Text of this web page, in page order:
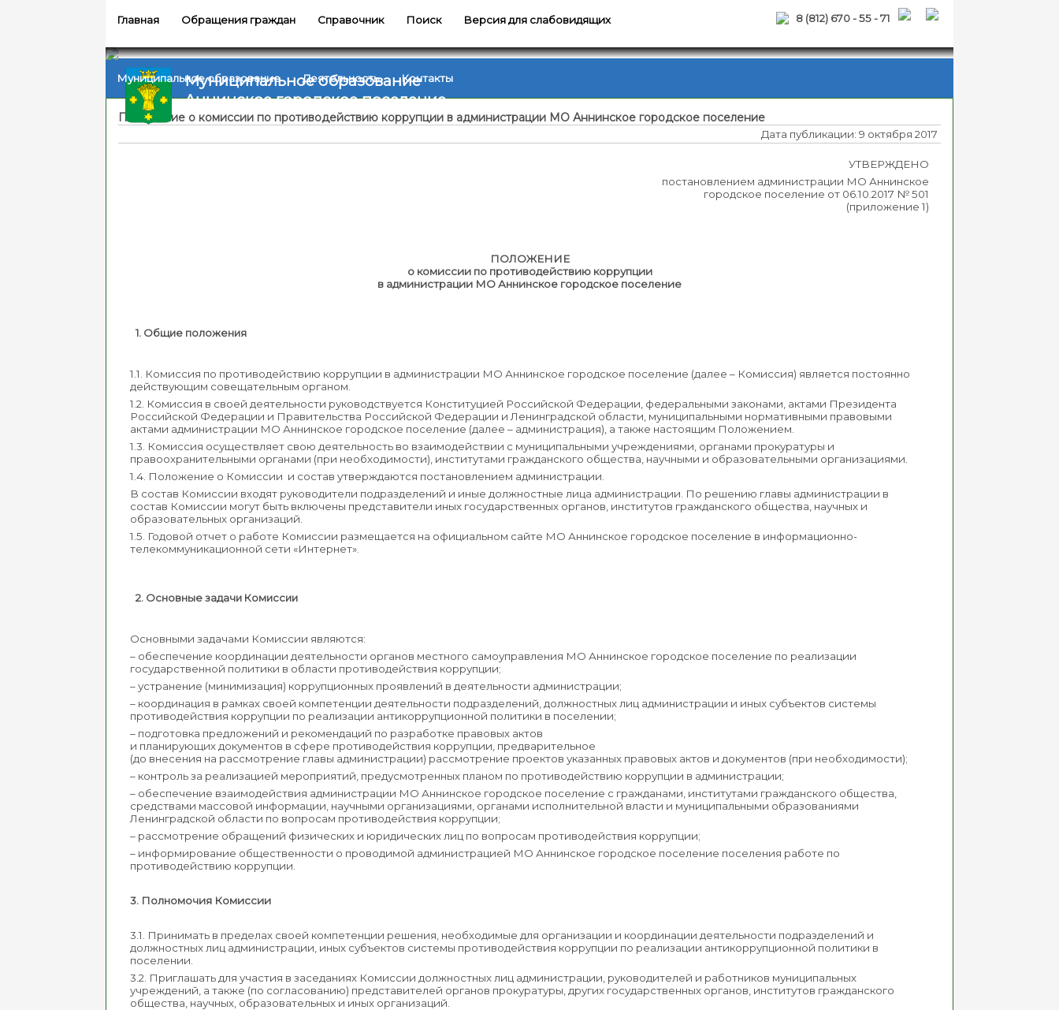
Главная Обращения граждан Справочник Поиск Версия для слабовидящих 8 (812) 670 - 55 - 71
Муниципальное образование
Аннинское городское поселение
Муниципальное образование Деятельность Контакты
Положение о комиссии по противодействию коррупции в администрации МО Аннинское городское поселение
Дата публикации: 9 октября 2017
УТВЕРЖДЕНО
постановлением администрации МО Аннинское
городское поселение от 06.10.2017 № 501
(приложение 1)
ПОЛОЖЕНИЕ
о комиссии по противодействию коррупции
в администрации МО Аннинское городское поселение
1. Общие положения
1.1. Комиссия по противодействию коррупции в администрации МО Аннинское городское поселение (далее – Комиссия) является постоянно
действующим совещательным органом.
1.2. Комиссия в своей деятельности руководствуется Конституцией Российской Федерации, федеральными законами, актами Президента
Российской Федерации и Правительства Российской Федерации и Ленинградской области, муниципальными нормативными правовыми
актами администрации МО Аннинское городское поселение (далее – администрация), а также настоящим Положением.
1.3. Комиссия осуществляет свою деятельность во взаимодействии с муниципальными учреждениями, органами прокуратуры и
правоохранительными органами (при необходимости), институтами гражданского общества, научными и образовательными организациями.
1.4. Положение о Комиссии и состав утверждаются постановлением администрации.
В состав Комиссии входят руководители подразделений и иные должностные лица администрации. По решению главы администрации в
состав Комиссии могут быть включены представители иных государственных органов, институтов гражданского общества, научных и
образовательных организаций.
1.5. Годовой отчет о работе Комиссии размещается на официальном сайте МО Аннинское городское поселение в информационно-
телекоммуникационной сети «Интернет».
2. Основные задачи Комиссии
Основными задачами Комиссии являются:
– обеспечение координации деятельности органов местного самоуправления МО Аннинское городское поселение по реализации
государственной политики в области противодействия коррупции;
– устранение (минимизация) коррупционных проявлений в деятельности администрации;
– координация в рамках своей компетенции деятельности подразделений, должностных лиц администрации и иных субъектов системы
противодействия коррупции по реализации антикоррупционной политики в поселении;
– подготовка предложений и рекомендаций по разработке правовых актов
и планирующих документов в сфере противодействия коррупции, предварительное
(до внесения на рассмотрение главы администрации) рассмотрение проектов указанных правовых актов и документов (при необходимости);
– контроль за реализацией мероприятий, предусмотренных планом по противодействию коррупции в администрации;
– обеспечение взаимодействия администрации МО Аннинское городское поселение с гражданами, институтами гражданского общества,
средствами массовой информации, научными организациями, органами исполнительной власти и муниципальными образованиями
Ленинградской области по вопросам противодействия коррупции;
– рассмотрение обращений физических и юридических лиц по вопросам противодействия коррупции;
– информирование общественности о проводимой администрацией МО Аннинское городское поселение поселения работе по
противодействию коррупции.
3. Полномочия Комиссии
3.1. Принимать в пределах своей компетенции решения, необходимые для организации и координации деятельности подразделений и
должностных лиц администрации, иных субъектов системы противодействия коррупции по реализации антикоррупционной политики в
поселении.
3.2. Приглашать для участия в заседаниях Комиссии должностных лиц администрации, руководителей и работников муниципальных
учреждений, а также (по согласованию) представителей органов прокуратуры, других государственных органов, институтов гражданского
общества, научных, образовательных и иных организаций.